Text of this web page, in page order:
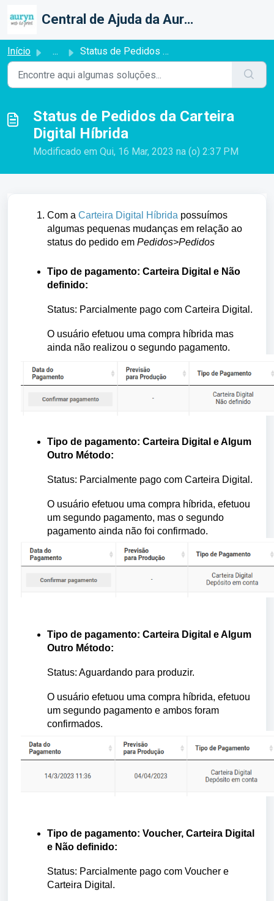
Central de Ajuda da Auryn Web To Print
Início ... Status de Pedidos da Carteira Digital Híbrida
Status de Pedidos da Carteira
Digital Híbrida
Modificado em Qui, 16 Mar, 2023 na (o) 2:37 PM
Com a Carteira Digital Híbrida possuímos
algumas pequenas mudanças em relação ao
status do pedido em Pedidos>Pedidos
Tipo de pagamento: Carteira Digital e Não
definido:
Status: Parcialmente pago com Carteira Digital.
O usuário efetuou uma compra híbrida mas
ainda não realizou o segundo pagamento.
Tipo de pagamento: Carteira Digital e Algum
Outro Método:
Status: Parcialmente pago com Carteira Digital.
O usuário efetuou uma compra híbrida, efetuou
um segundo pagamento, mas o segundo
pagamento ainda não foi confirmado.
Tipo de pagamento: Carteira Digital e Algum
Outro Método:
Status: Aguardando para produzir.
O usuário efetuou uma compra híbrida, efetuou
um segundo pagamento e ambos foram
confirmados.
Tipo de pagamento: Voucher, Carteira Digital
e Não definido:
Status: Parcialmente pago com Voucher e
Carteira Digital.